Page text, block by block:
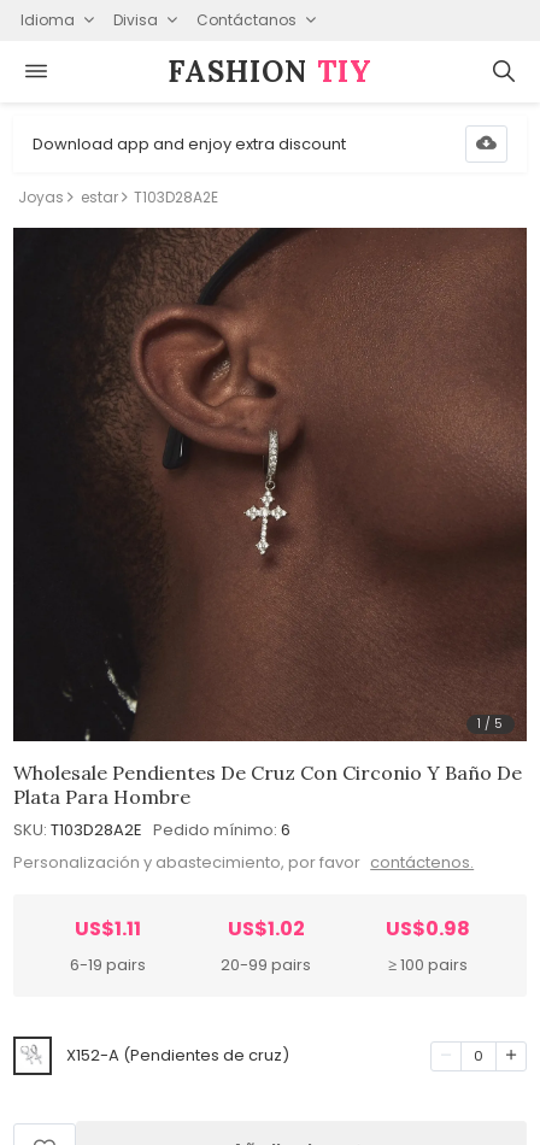
Idioma Divisa Contáctanos
FASHION⁠ TIY
Download app and enjoy extra discount
Joyas estar T103D28A2E
1 / 5
Wholesale Pendientes De Cruz Con Circonio Y Baño De
Plata Para Hombre
SKU: T103D28A2E Pedido mínimo: 6
Personalización y abastecimiento, por favor contáctenos.
US$1.11
6-19 pairs
US$1.02
20-99 pairs
US$0.98
≥ 100 pairs
X152-A (Pendientes de cruz) 0